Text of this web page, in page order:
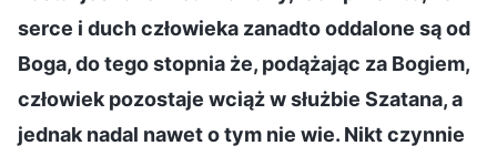
serce i duch człowieka zanadto oddalone są od
Boga, do tego stopnia że, podążając za Bogiem,
człowiek pozostaje wciąż w służbie Szatana, a
jednak nadal nawet o tym nie wie. Nikt czynnie